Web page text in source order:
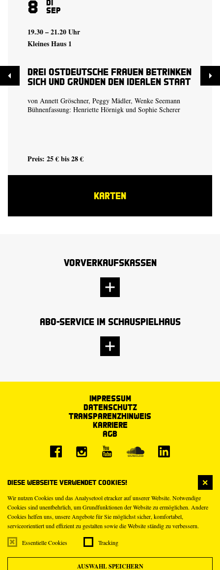
Diese Webseite verwendet Cookies!
Wir nutzen Cookies und das Analysetool etracker auf unserer Website. Notwendige
Cookies sind unentbehrlich, um Grundfunktionen der Website zu ermöglichen. Andere
Cookies helfen uns, unsere Angebote für Sie möglichst sicher, komfortabel,
serviceorientiert und effizient zu gestalten sowie die Website ständig zu verbessern.
Essentielle Cookies Tracking
AUSWAHL SPEICHERN
8 Di
Sep
19.30 – 21.20 Uhr
Kleines Haus 1
Drei ostdeutsche Frauen betrinken
sich und gründen den idealen Staat
von Annett Gröschner, Peggy Mädler, Wenke Seemann
Bühnenfassung: Henriette Hörnigk und Sophie Scherer
Preis: 25 € bis 28 €
KARTEN
Vorverkaufskassen
Abo-Service im Schauspielhaus
Impressum
Datenschutz
Transparenzhinweis
Karriere
AGB